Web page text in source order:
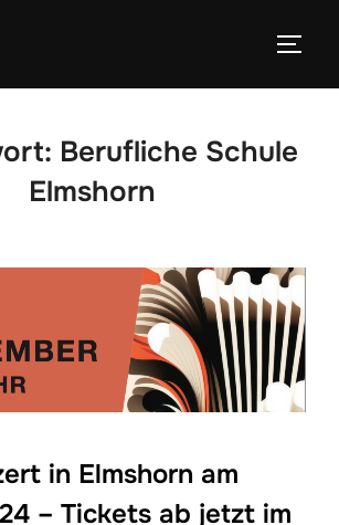
Berufliche Schule
Elmshorn
in Elmshorn am
– Tickets ab jetzt im